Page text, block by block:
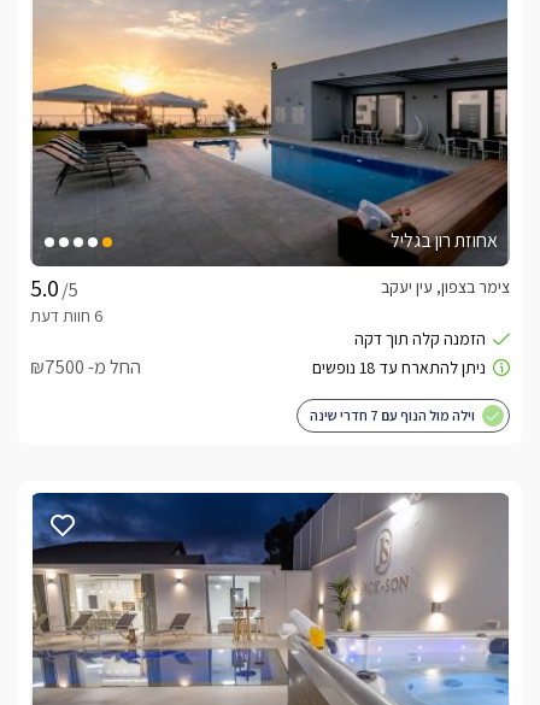
אחוזת רון בגליל
/5
צימר בצפון, עין יעקב
החל מ- ₪7500
וילה מול הנוף עם 7 חדרי שינה